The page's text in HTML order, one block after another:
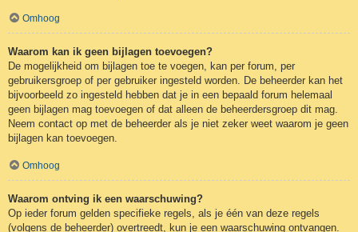
Omhoog
Waarom kan ik geen bijlagen toevoegen?
De mogelijkheid om bijlagen toe te voegen, kan per forum, per
gebruikersgroep of per gebruiker ingesteld worden. De beheerder kan het
bijvoorbeeld zo ingesteld hebben dat je in een bepaald forum helemaal
geen bijlagen mag toevoegen of dat alleen de beheerdersgroep dit mag.
Neem contact op met de beheerder als je niet zeker weet waarom je geen
bijlagen kan toevoegen.
Omhoog
Waarom ontving ik een waarschuwing?
Op ieder forum gelden specifieke regels, als je één van deze regels
(volgens de beheerder) overtreedt, kun je een waarschuwing ontvangen.